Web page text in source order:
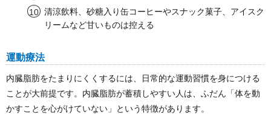
清涼飲料、砂糖入り缶コーヒーやスナック菓子、アイスク
リームなど甘いものは控える
運動療法
内臓脂肪をたまりにくくするには、日常的な運動習慣を身につける
ことが大前提です。内臓脂肪が蓄積しやすい人は、ふだん「体を動
かすことを心がけていない」という特徴があります。